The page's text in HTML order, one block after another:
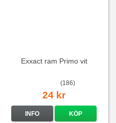
Exxact ram Primo vit
(186)
24 kr
INFO KÖP